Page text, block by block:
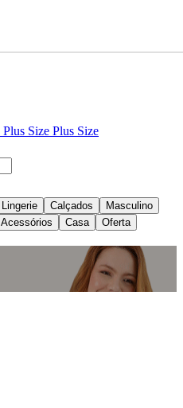
Plus Size Plus Size
Lingerie Calçados
Masculino
Acessórios Casa Oferta